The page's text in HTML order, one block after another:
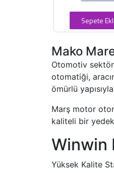
Sepete
Mako
Otomotiv
otomatiği,
ömürlü
Marş motor
kaliteli bir
Winwin
Yüksek Kalite